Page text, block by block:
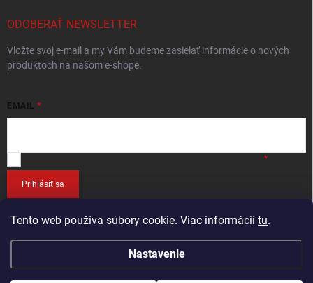
Tento web používa súbory cookie. Viac informácií tu.
Nastavenie
ODOBERAŤ NEWSLETTER
Vložte svoj e-mail a my Vám budeme zasielať informácie o nových
produktoch na našom e-shope.
EMAIL
Prihlásiť sa